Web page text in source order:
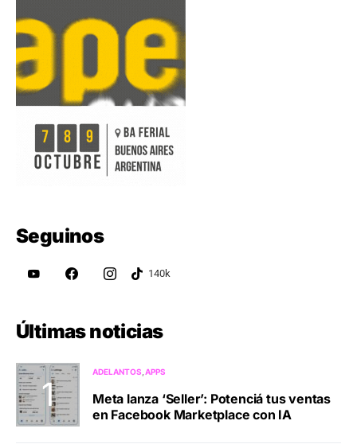
Seguinos
Últimas noticias
ADELANTOS APPS
Meta lanza ‘Seller’: Potenciá tus ventas
en Facebook Marketplace con IA